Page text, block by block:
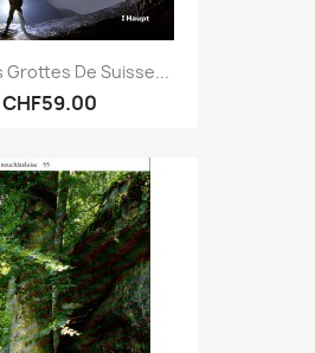
Grottes De Suisse...
CHF59.00